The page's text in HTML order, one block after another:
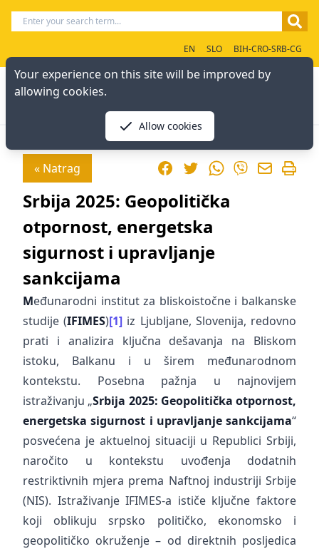
EN SLO BIH-CRO-SRB-CG
« Natrag FacebookTwitterWhatsApp
Viber
Srbija 2025: Geopolitička
otpornost, energetska
sigurnost i upravljanje
sankcijama
Međunarodni institut za bliskoistočne i balkanske
studije (IFIMES)[1] iz Ljubljane, Slovenija, redovno
prati i analizira ključna dešavanja na Bliskom
istoku, Balkanu i u širem međunarodnom
kontekstu. Posebna pažnja u najnovijem
istraživanju „Srbija 2025: Geopolitička otpornost,
energetska sigurnost i upravljanje sankcijama“
posvećena je aktuelnoj situaciji u Republici Srbiji,
naročito u kontekstu uvođenja dodatnih
restriktivnih mjera prema Naftnoj industriji Srbije
(NIS). Istraživanje IFIMES-a ističe ključne faktore
koji oblikuju srpsko političko, ekonomsko i
geopolitičko okruženje – od direktnih posljedica
Your experience on this site will be improved by
allowing cookies.
Allow cookies